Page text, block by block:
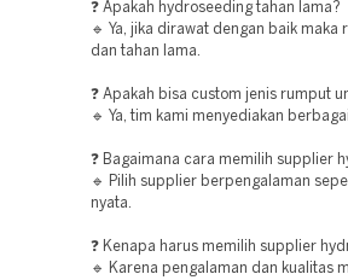
❓ Apakah hydroseeding tahan lama?
🔹 Ya, jika dirawat dengan baik
dan tahan lama.
❓ Apakah bisa custom jenis rumput
🔹 Ya, tim kami menyediakan
❓ Bagaimana cara memilih supplier
🔹 Pilih supplier berpengalaman
nyata.
❓ Kenapa harus memilih supplier
🔹 Karena pengalaman dan kualitas